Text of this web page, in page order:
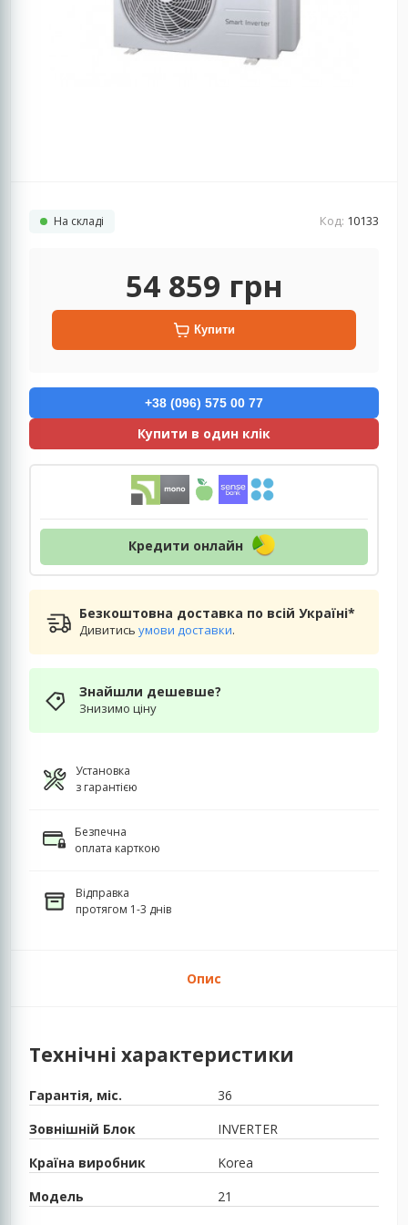
На складі Код: 10133
54 859 грн
Купити
+38 (096) 575 00 77
Купити в один клік
Кредити онлайн
Безкоштовна доставка по всій Україні*
Дивитисьумови доставки.
Знайшли дешевше?
Знизимо ціну
Установка
з гарантією
Безпечна
оплата карткою
Відправка
протягом 1-3 днів
Опис
Технічні характеристики
Гарантія, міс.
36
Зовнішній Блок
INVERTER
Країна виробник
Korea
Модель
21